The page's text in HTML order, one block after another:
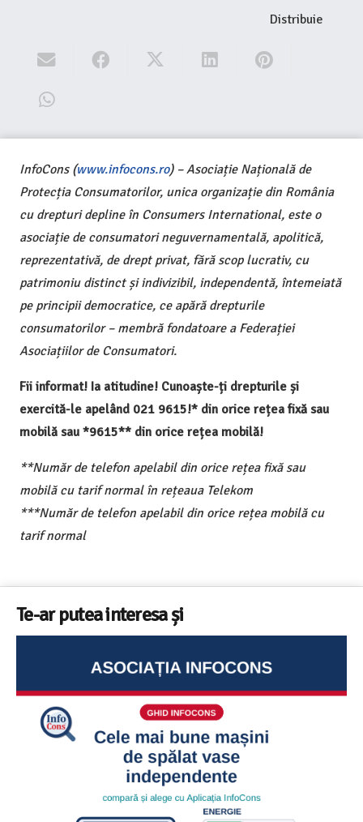
Distribuie
InfoCons (www.infocons.ro) – Asociație Națională de
Protecția Consumatorilor, unica organizație din România
cu drepturi depline în Consumers International, este o
asociație de consumatori neguvernamentală, apolitică,
reprezentativă, de drept privat, fără scop lucrativ, cu
patrimoniu distinct și indivizibil, independentă, întemeiată
pe principii democratice, ce apără drepturile
consumatorilor – membră fondatoare a Federației
Asociațiilor de Consumatori.
Fii informat! Ia atitudine! Cunoaște-ți drepturile și
exercită-le apelând 021 9615!* din orice rețea fixă sau
mobilă sau *9615** din orice rețea mobilă!
**Număr de telefon apelabil din orice rețea fixă sau
mobilă cu tarif normal în rețeaua Telekom
***Număr de telefon apelabil din orice rețea mobilă cu
tarif normal
Te-ar putea interesa și